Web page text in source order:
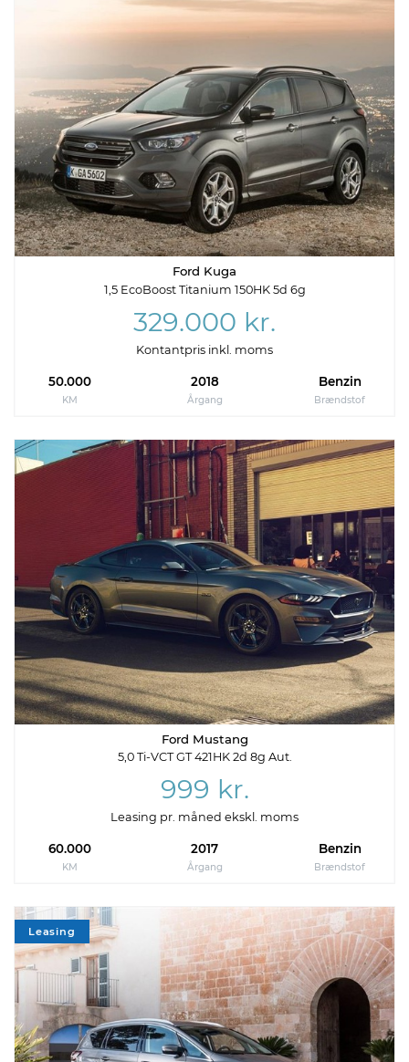
Ford Kuga
1,5 EcoBoost Titanium 150HK 5d 6g
329.000 kr.
Kontantpris inkl. moms
50.000
KM
2018
Årgang
Benzin
Brændstof
Ford Mustang
5,0 Ti-VCT GT 421HK 2d 8g Aut.
999 kr.
Leasing pr. måned ekskl. moms
60.000
KM
2017
Årgang
Benzin
Brændstof
Leasing